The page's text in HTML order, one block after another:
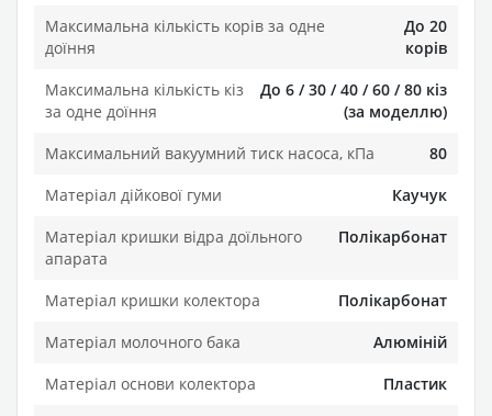
Максимальна кількість корів за одне
доїння
До 20
корів
Максимальна кількість кіз
за одне доїння
До 6 / 30 / 40 / 60 / 80 кіз
(за моделлю)
Максимальний вакуумний тиск насоса, кПа
80
Матеріал дійкової гуми
Каучук
Матеріал кришки відра доїльного
апарата
Полікарбонат
Матеріал кришки колектора
Полікарбонат
Матеріал молочного бака
Алюміній
Матеріал основи колектора
Пластик